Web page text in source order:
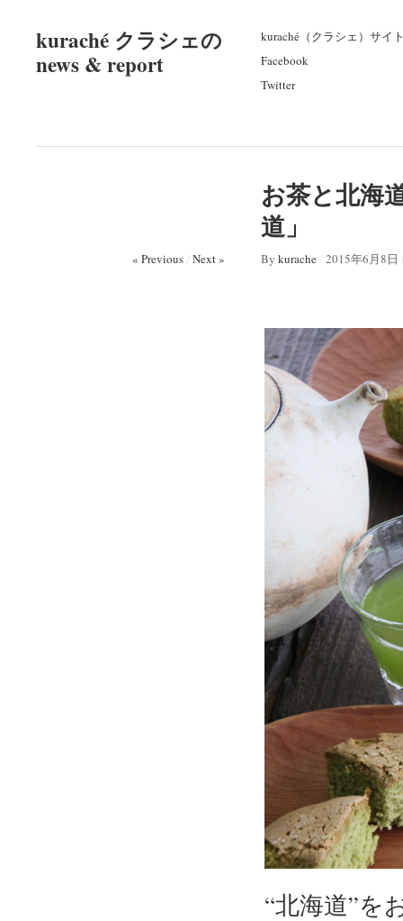
kuraché クラシェの
news & report
kuraché（クラシェ）サイ
Facebook
Twitter
お茶と北海
道」
« Previous/ Next » By kurache/ 2015年6月8日
“北海道”を